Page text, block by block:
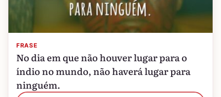
FRASE
No dia em que não houver lugar para o
índio no mundo, não haverá lugar para
ninguém.